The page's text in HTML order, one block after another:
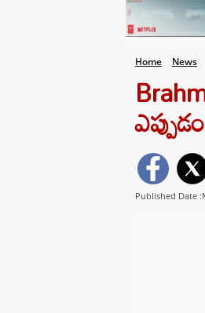
Home News
Published Date